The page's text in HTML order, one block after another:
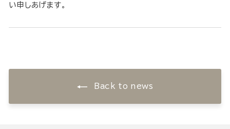
い申しあげます。
Back to news